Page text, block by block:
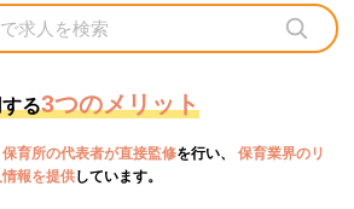
る3つのメリット
保育所の代表者が直接監修を行い、
保育業界のリ
報を提供しています。